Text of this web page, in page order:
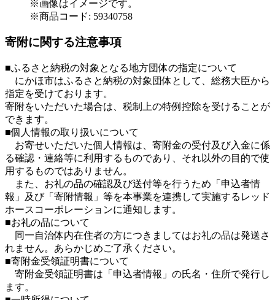
※画像はイメージです。
※商品コード: 59340758
寄附に関する注意事項
■ふるさと納税の対象となる地方団体の指定について
にかほ市はふるさと納税の対象団体として、総務大臣から
指定を受けております。
寄附をいただいた場合は、税制上の特例控除を受けることが
できます。
■個人情報の取り扱いについて
お寄せいただいた個人情報は、寄附金の受付及び入金に係
る確認・連絡等に利用するものであり、それ以外の目的で使
用するものではありません。
また、お礼の品の確認及び送付等を行うため「申込者情
報」及び「寄附情報」等を本事業を連携して実施するレッド
ホースコーポレーションに通知します。
■お礼の品について
同一自治体内在住者の方につきましてはお礼の品は発送さ
れません。あらかじめご了承ください。
■寄附金受領証明書について
寄附金受領証明書は「申込者情報」の氏名・住所で発行し
ます。